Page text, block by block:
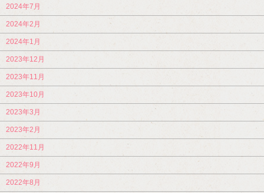
2024年7月
2024年2月
2024年1月
2023年12月
2023年11月
2023年10月
2023年3月
2023年2月
2022年11月
2022年9月
2022年8月